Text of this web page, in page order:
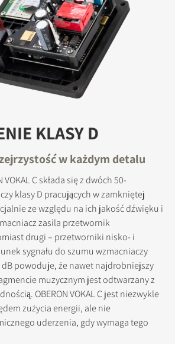
KLASY D
w każdym detalu
VOKAL C składa się z dwóch 50-
klasy D pracujących w zamkniętej
ze względu na ich jakość dźwięku i
zasila przetwornik
drugi – przetworniki nisko- i
sygnału do szumu wzmacniaczy
dB powoduje, że nawet najdrobniejszy
muzycznym jest odtwarzany z
OBERON VOKAL C jest niezwykle
zużycia energii, ale nie
uderzenia, gdy wymaga tego